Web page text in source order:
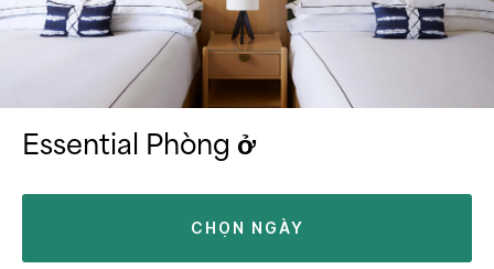
Essential Phòng ở
CHỌN NGÀY